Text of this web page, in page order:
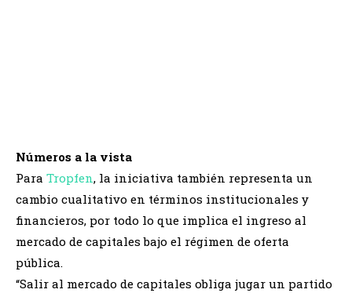
Números a la vista
Para Tropfen, la iniciativa también representa un
cambio cualitativo en términos institucionales y
financieros, por todo lo que implica el ingreso al
mercado de capitales bajo el régimen de oferta
pública.
“Salir al mercado de capitales obliga jugar un partido